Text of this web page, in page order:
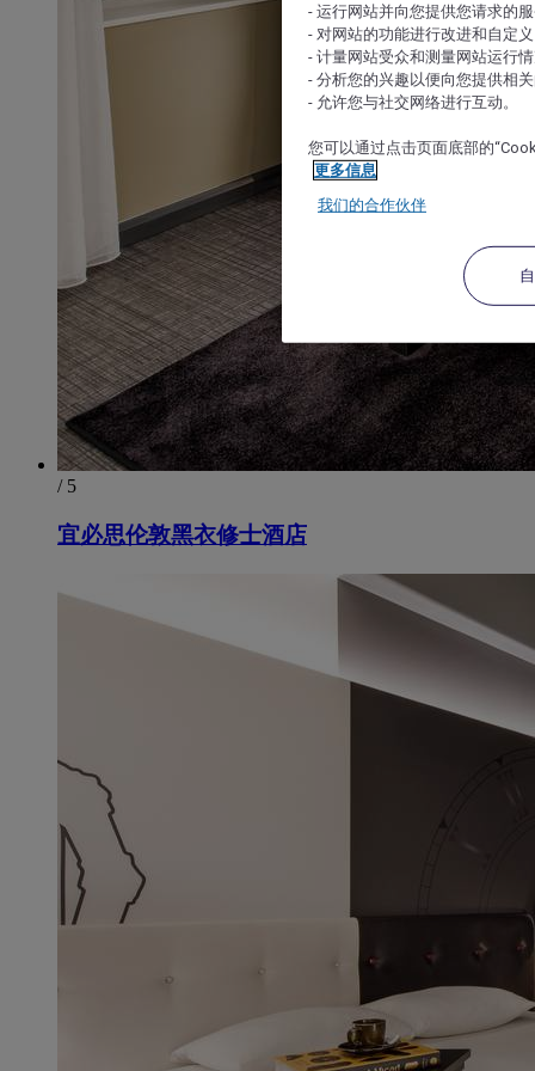
/ 5
宜必思伦敦黑衣修士酒店
- 运行网站并向您提供您请求的
- 对网站的功能进行改进和自定义
- 计量网站受众和测量网站运行
- 分析您的兴趣以便向您提供相
- 允许您与社交网络进行互动。
您可以通过点击页面底部的
更多信息
我们的合作伙伴